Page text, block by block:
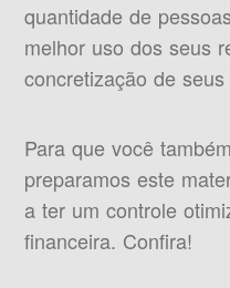
quantidade de
melhor uso dos seus
concretização de
Para que você
preparamos este
a ter um controle
financeira. Confira!